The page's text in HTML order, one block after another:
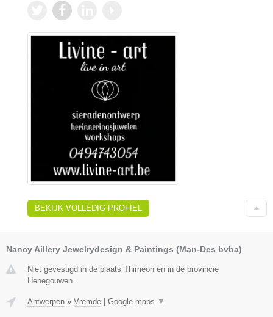
BEKIJK VOLLEDIG PROFIEL
Nancy Aillery Jewelrydesign & Paintings (Man-Des bvba)
Niet gevestigd in de plaats Thimeon en in de provincie
Henegouwen.
Antwerpen » Vremde | Google maps ▼